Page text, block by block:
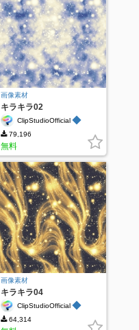
画像素材
キラキラ02
ClipStudioOfficial ◆
79,196
無料
画像素材
キラキラ04
ClipStudioOfficial ◆
64,314